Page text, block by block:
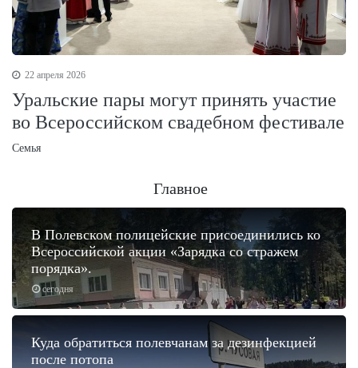
22 апреля 2026
Уральские пары могут принять участие
во Всероссийском свадебном фестивале
Семья
Главное
сегодня
В Полевском полицейские присоединились ко
Всероссийской акции «Зарядка со стражем
порядка».
Куда обратиться полевчанам за дезинфекцией
после потопа